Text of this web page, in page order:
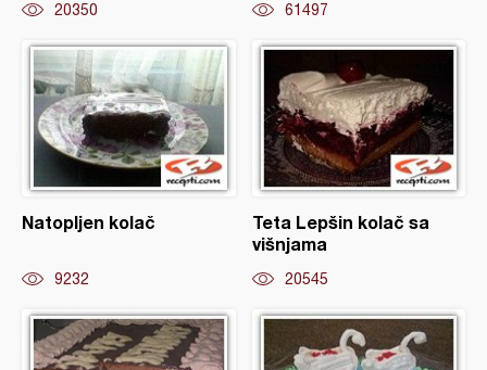
20350 61497
Natopljen kolač
9232
Teta Lepšin kolač sa
višnjama
20545